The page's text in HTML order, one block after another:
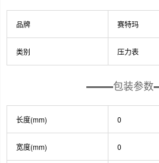
品牌 赛特玛
类别 压力表
包装参数
长度(mm) 0
宽度(mm) 0